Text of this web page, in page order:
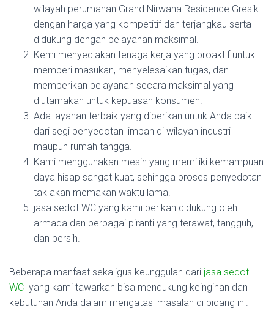
wilayah perumahan Grand Nirwana Residence Gresik
dengan harga yang kompetitif dan terjangkau serta
didukung dengan pelayanan maksimal.
Kemi menyediakan tenaga kerja yang proaktif untuk
memberi masukan, menyelesaikan tugas, dan
memberikan pelayanan secara maksimal yang
diutamakan untuk kepuasan konsumen.
Ada layanan terbaik yang diberikan untuk Anda baik
dari segi penyedotan limbah di wilayah industri
maupun rumah tangga.
Kami menggunakan mesin yang memiliki kemampuan
daya hisap sangat kuat, sehingga proses penyedotan
tak akan memakan waktu lama.
jasa sedot WC yang kami berikan didukung oleh
armada dan berbagai piranti yang terawat, tangguh,
dan bersih.
Beberapa manfaat sekaligus keunggulan dari jasa sedot
WC yang kami tawarkan bisa mendukung keinginan dan
kebutuhan Anda dalam mengatasi masalah di bidang ini.